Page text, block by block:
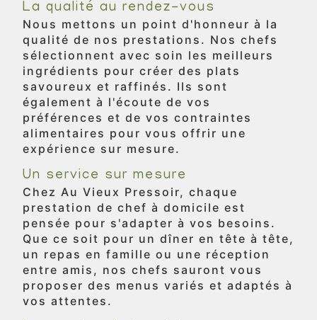
La qualité au rendez-vous
Nous mettons un point d'honneur à la
qualité de nos prestations. Nos chefs
sélectionnent avec soin les meilleurs
ingrédients pour créer des plats
savoureux et raffinés. Ils sont
également à l'écoute de vos
préférences et de vos contraintes
alimentaires pour vous offrir une
expérience sur mesure.
Un service sur mesure
Chez Au Vieux Pressoir, chaque
prestation de chef à domicile est
pensée pour s'adapter à vos besoins.
Que ce soit pour un dîner en tête à tête,
un repas en famille ou une réception
entre amis, nos chefs sauront vous
proposer des menus variés et adaptés à
vos attentes.